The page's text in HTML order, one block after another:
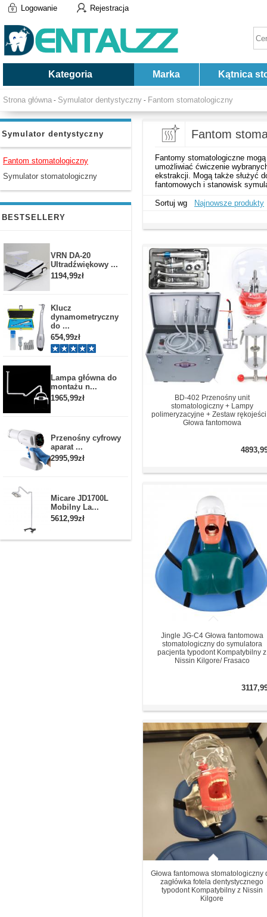
Logowanie Rejestracja
Kategoria Marka Kątnica
Strona główna - Symulator dentystyczny - Fantom stomatologiczny
Symulator dentystyczny
Fantom stomatologiczny
Symulator stomatologiczny
BESTSELLERY
VRN DA-20
Ultradźwiękowy ...
1194,99zł
Klucz
dynamometryczny
do ...
654,99zł
Lampa główna do
montażu n...
1965,99zł
Przenośny cyfrowy
aparat ...
2995,99zł
Micare JD1700L
Mobilny La...
5612,99zł
Fantom
Fantomy stomatologiczne
umożliwiać ćwiczenie
ekstrakcji. Mogą także służyć
fantomowych i stanowisk
Sortuj wg Najnowsze produkty
BD-402 Przenośny unit
stomatologiczny + Lampy
polimeryzacyjne + Zestaw
Głowa fantomowa
Jingle JG-C4 Głowa fantomowa
stomatologiczny do symulatora
pacjenta typodont Kompatybilny z
Nissin Kilgore/ Frasaco
Głowa fantomowa stomatologiczny
zagłówka fotela dentystycznego
typodont Kompatybilny z Nissin
Kilgore